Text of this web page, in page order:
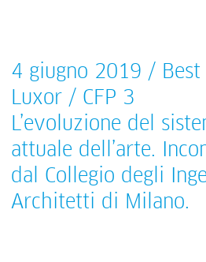
4 giugno 2019 / Best
Luxor / CFP 3
L’evoluzione del
attuale dell’arte.
dal Collegio degli
Architetti di Milano.